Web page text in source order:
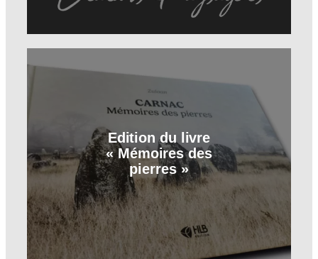
Edition du livre
« Mémoires des
pierres »